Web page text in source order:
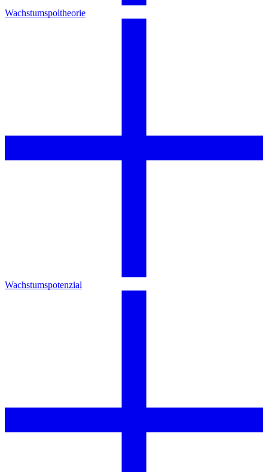
Wachstumspoltheorie
Wachstumspotenzial